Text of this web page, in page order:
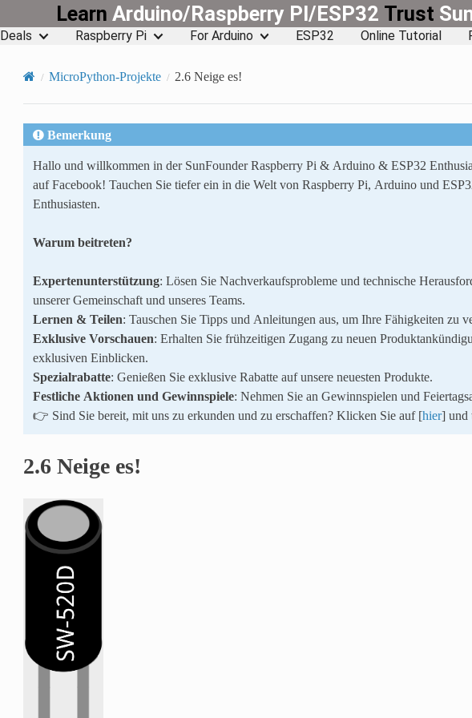
Learn Arduino/Raspberry PI/ESP32 Trust
Deals Raspberry Pi For Arduino ESP32 Online Tutorial
MicroPython-Projekte 2.6 Neige es!
Bemerkung
Hallo und willkommen in der SunFounder Raspberry Pi & Arduino & ESP32
auf Facebook! Tauchen Sie tiefer ein in die Welt von Raspberry Pi, Arduino und
Enthusiasten.
Warum beitreten?
Expertenunterstützung: Lösen Sie Nachverkaufsprobleme und technische
unserer Gemeinschaft und unseres Teams.
Lernen & Teilen: Tauschen Sie Tipps und Anleitungen aus, um Ihre Fähigkeiten zu
Exklusive Vorschauen: Erhalten Sie frühzeitigen Zugang zu neuen
exklusiven Einblicken.
Spezialrabatte: Genießen Sie exklusive Rabatte auf unsere neuesten Produkte.
Festliche Aktionen und Gewinnspiele: Nehmen Sie an Gewinnspielen und
👉 Sind Sie bereit, mit uns zu erkunden und zu erschaffen? Klicken Sie auf [hier] und
2.6 Neige es!